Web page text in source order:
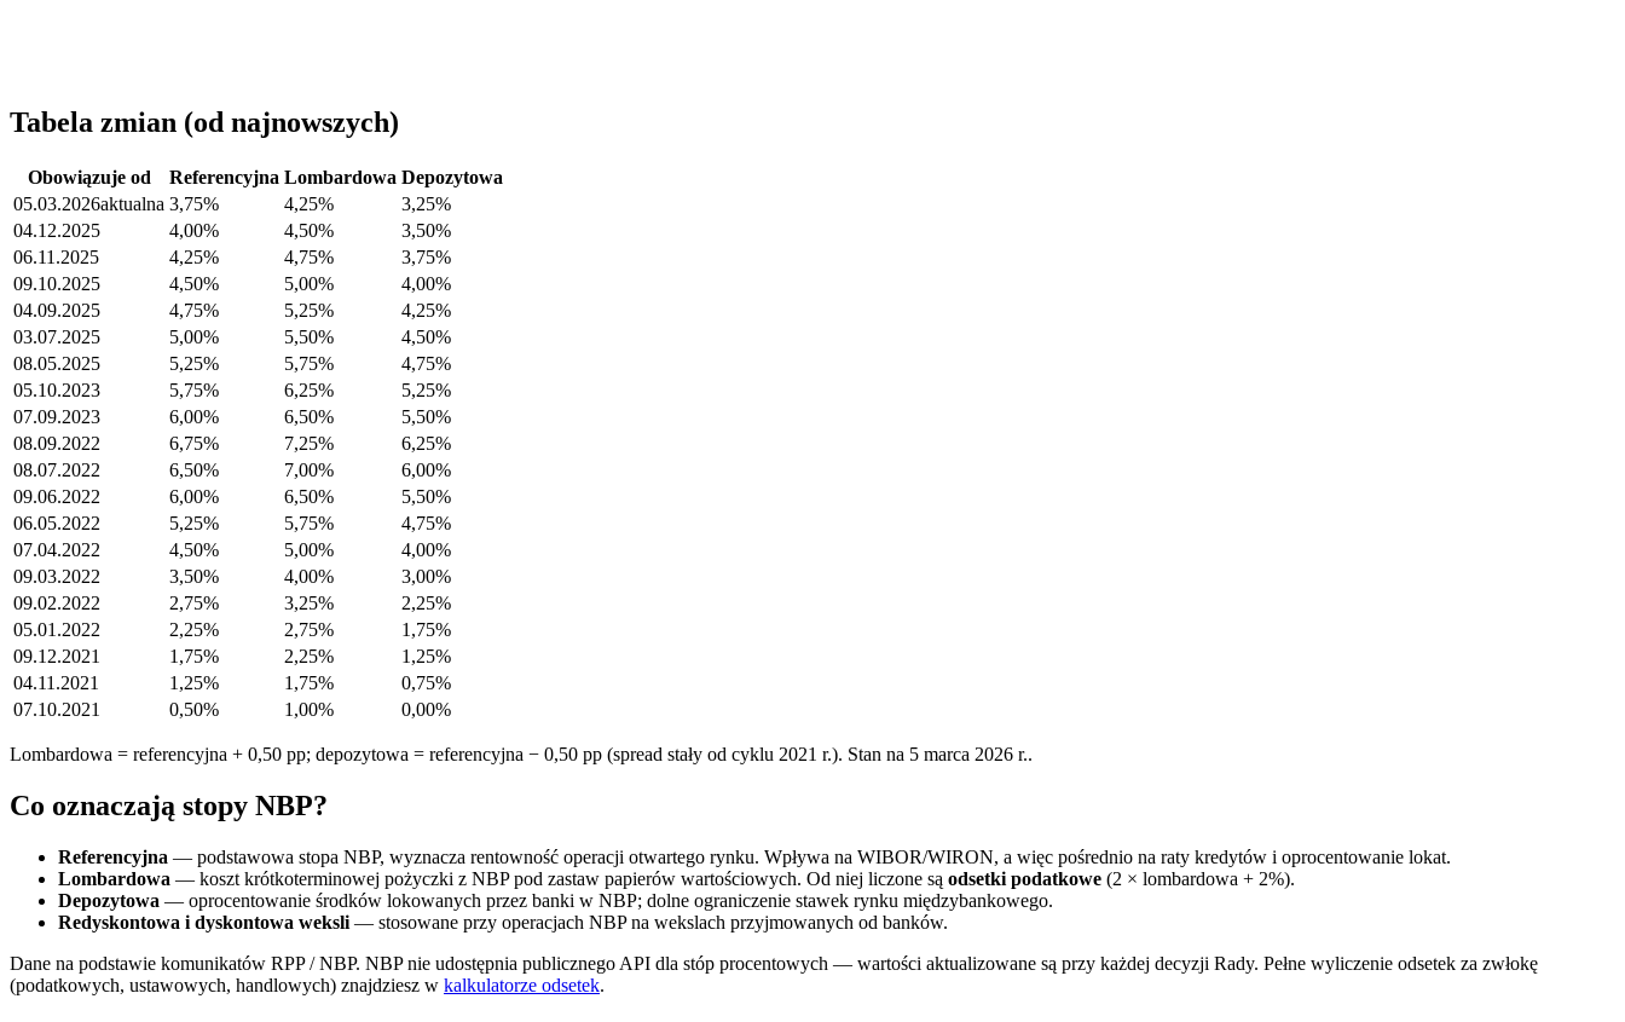
Tabela zmian (od najnowszych)
Obowiązuje od Referencyjna Lombardowa Depozytowa
05.03.2026aktualna 3,75% 4,25%
3,25%
04.12.2025
4,00% 4,50%
3,50%
06.11.2025
4,25% 4,75%
3,75%
09.10.2025
4,50% 5,00%
4,00%
04.09.2025
4,75% 5,25%
4,25%
03.07.2025
5,00% 5,50%
4,50%
08.05.2025
5,25% 5,75%
4,75%
05.10.2023
5,75% 6,25%
5,25%
07.09.2023
6,00% 6,50%
5,50%
08.09.2022
6,75% 7,25%
6,25%
08.07.2022
6,50% 7,00%
6,00%
09.06.2022
6,00% 6,50%
5,50%
06.05.2022
5,25% 5,75%
4,75%
07.04.2022
4,50% 5,00%
4,00%
09.03.2022
3,50% 4,00%
3,00%
09.02.2022
2,75% 3,25%
2,25%
05.01.2022
2,25% 2,75%
1,75%
09.12.2021
1,75% 2,25%
1,25%
04.11.2021
1,25% 1,75%
0,75%
07.10.2021
0,50% 1,00% 0,00%
Lombardowa = referencyjna + 0,50 pp; depozytowa = referencyjna − 0,50 pp (spread stały od cyklu 2021 r.). Stan na 5 marca 2026 r..
Co oznaczają stopy NBP?
Referencyjna — podstawowa stopa NBP, wyznacza rentowność operacji otwartego rynku. Wpływa na WIBOR/WIRON, a więc pośrednio na raty kredytów i oprocentowanie lokat.
Lombardowa — koszt krótkoterminowej pożyczki z NBP pod zastaw papierów wartościowych. Od niej liczone są odsetki podatkowe (2 × lombardowa + 2%).
Depozytowa — oprocentowanie środków lokowanych przez banki w NBP; dolne ograniczenie stawek rynku międzybankowego.
Redyskontowa i dyskontowa weksli — stosowane przy operacjach NBP na wekslach przyjmowanych od banków.
Dane na podstawie komunikatów RPP / NBP. NBP nie udostępnia publicznego API dla stóp procentowych — wartości aktualizowane są przy każdej decyzji Rady. Pełne wyliczenie odsetek za zwłokę
(podatkowych, ustawowych, handlowych) znajdziesz w kalkulatorze odsetek.